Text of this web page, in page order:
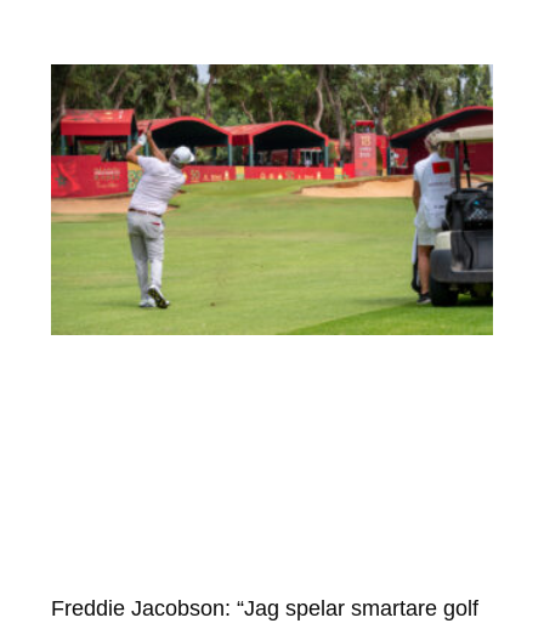
Freddie Jacobson: “Jag spelar smartare golf